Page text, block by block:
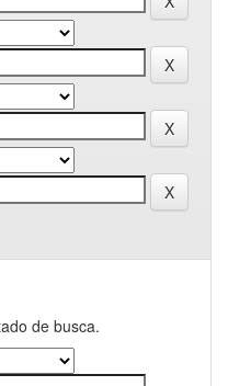
de busca.